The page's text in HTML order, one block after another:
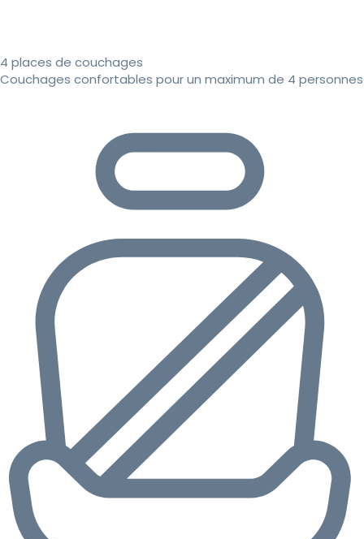
4 places de couchages
Couchages confortables pour un maximum de 4 personnes